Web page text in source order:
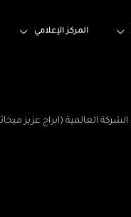
المركز الإعلامي